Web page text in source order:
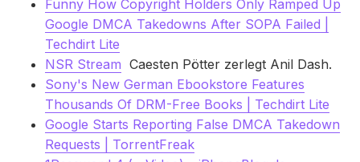
Funny How Copyright Holders Only Ramped Up
Google DMCA Takedowns After SOPA Failed |
Techdirt Lite
NSR Stream Caesten Pötter zerlegt Anil Dash.
Sony's New German Ebookstore Features
Thousands Of DRM-Free Books | Techdirt Lite
Google Starts Reporting False DMCA Takedown
Requests | TorrentFreak